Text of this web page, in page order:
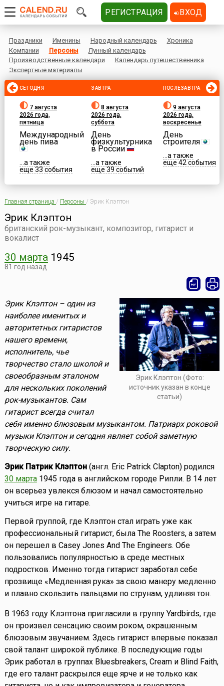
Праздники Именины Народный календарь
Хроника
Компании
Персоны
Лунный календарь
Производственные календари
Календарь путешественника
Экспертные материалы
СЕГОДНЯ
7 августа
2026 года,
пятница
Международный
день пива
...а также
еще 33 события
ЗАВТРА
8 августа
2026 года,
суббота
День
физкультурника
в России
...а также
еще 39 событий
ПОСЛЕЗАВТРА
9 августа
2026 года,
воскресенье
День
строителя
...а также
еще 42 события
Главная страница / Персоны / Эрик Клэптон
Эрик Клэптон
британский рок-музыкант, композитор, гитарист и
вокалист
30 марта1945
81 год назад
Эрик Клэптон (Фото:
источник указан в конце
статьи)
Эрик Клэптон – один из
наиболее именитых и
авторитетных гитаристов
нашего времени,
исполнитель, чье
творчество стало школой и
своеобразным эталоном
для нескольких поколений
рок-музыкантов. Сам
гитарист всегда считал
себя именно блюзовым музыкантом. Патриарх роковой
музыки Клэптон и сегодня являет собой заметную
творческую силу.
Эрик Патрик Клэптон(англ. Eric Patrick Clapton) родился
30 марта1945 года в английском городе Рипли. В 14 лет
он всерьез увлекся блюзом и начал самостоятельно
учиться игре на гитаре.
Первой группой, где Клэптон стал играть уже как
профессиональный гитарист, была The Roosters, а затем
он перешел в Casey Jones And The Engineers. Обе
пользовались популярностью в среде местных
подростков. Именно тогда гитарист заработал себе
прозвище «Медленная рука» за свою манеру медленно
и плавно скользить пальцами по струнам, удлиняя тон.
В 1963 году Клэптона пригласили в группу Yardbirds, где
он произвел сенсацию своим роком, окрашенным
блюзовым звучанием. Здесь гитарист впервые показал
свой талант широкой публике. В последующие годы
Эрик работал в группах Bluesbreakers, Cream и Blind Faith,
где его талант раскрылся еще ярче и не только как
РЕГИСТРАЦИЯ ВХОД